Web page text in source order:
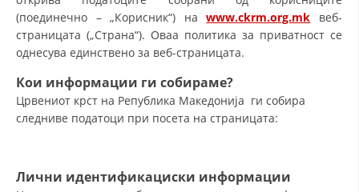
ДЕЈСТВУВАЊЕ
(поединечно – „Корисник“) наwww.ckrm.org.mk веб-
страницата („Страна“). Оваа политика за приватност се
однесува единствено за веб-страницата.
Кои информации ги собираме?
Црвениот крст на Република Македонија ги собира
следниве податоци при посета на страницата:
Лични идентификациски информации